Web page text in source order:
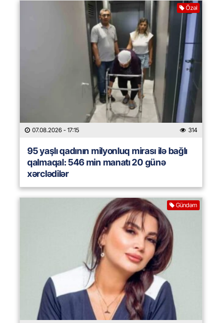
Özəl
07.08.2026 - 17:15 314
95 yaşlı qadının milyonluq mirası ilə bağlı
qalmaqal: 546 min manatı 20 günə
xərclədilər
Gündəm